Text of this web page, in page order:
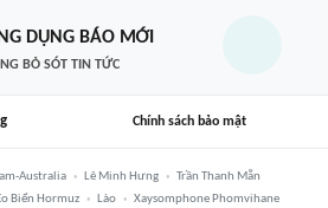
DỤNG BÁO MỚI
BỎ SÓT TIN TỨC
Chính sách bảo mật
Australia Lê Minh Hưng
Trần Thanh Mẫn
Biển Hormuz Lào
Xaysomphone Phomvihane